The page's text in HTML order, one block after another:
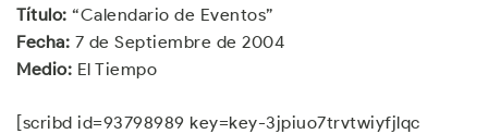
Título: “Calendario de Eventos”
Fecha: 7 de Septiembre de 2004
Medio: El Tiempo
[scribd id=93798989 key=key-3jpiuo7trvtwiyfjlqc